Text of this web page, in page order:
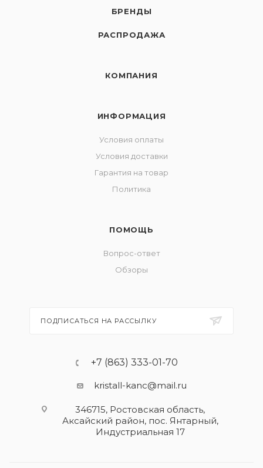
БРЕНДЫ
РАСПРОДАЖА
КОМПАНИЯ
ИНФОРМАЦИЯ
Условия оплаты
Условия доставки
Гарантия на товар
Политика
ПОМОЩЬ
Вопрос-ответ
Обзоры
ПОДПИСАТЬСЯ НА РАССЫЛКУ
+7 (863) 333-01-70
kristall-kanc@mail.ru
346715, Ростовская область​,
Аксайский район, пос. Янтарный,
Индустриальная 17